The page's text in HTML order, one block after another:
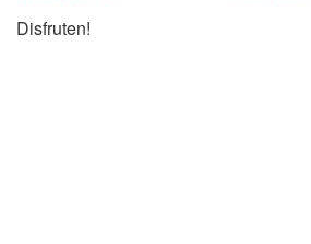
Disfruten!